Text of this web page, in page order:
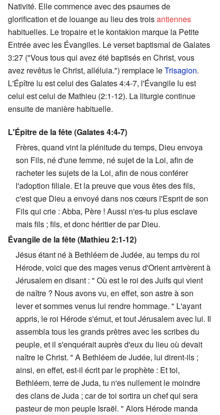
Nativité. Elle commence avec des psaumes de
glorification et de louange au lieu des troisantiennes
habituelles. Le tropaire et le kontakion marque la Petite
Entrée avec les Évangiles. Le verset baptismal de Galates
3:27 ("Vous tous qui avez été baptisés en Christ, vous
avez revêtus le Christ, alléluia.") remplace leTrisagion.
L'Épître lu est celui des Galates 4:4-7, l'Évangile lu est
celui est celui de Mathieu (2:1-12). La liturgie continue
ensuite de manière habituelle.
L'Épitre de la fête (Galates 4:4-7)
Frères, quand vint la plénitude du temps, Dieu envoya
son Fils, né d'une femme, né sujet de la Loi, afin de
racheter les sujets de la Loi, afin de nous conférer
l'adoption filiale. Et la preuve que vous êtes des fils,
c'est que Dieu a envoyé dans nos cœurs l'Esprit de son
Fils qui crie : Abba, Père ! Aussi n'es-tu plus esclave
mais fils ; fils, et donc héritier de par Dieu.
Évangile de la fête (Mathieu 2:1-12)
Jésus étant né à Bethléem de Judée, au temps du roi
Hérode, voici que des mages venus d'Orient arrivèrent à
Jérusalem en disant : " Où est le roi des Juifs qui vient
de naître ? Nous avons vu, en effet, son astre à son
lever et sommes venus lui rendre hommage. " L'ayant
appris, le roi Hérode s'émut, et tout Jérusalem avec lui. Il
assembla tous les grands prêtres avec les scribes du
peuple, et il s'enquérait auprès d'eux du lieu où devait
naître le Christ. " A Bethléem de Judée, lui dirent-ils ;
ainsi, en effet, est-il écrit par le prophète : Et toi,
Bethléem, terre de Juda, tu n'es nullement le moindre
des clans de Juda ; car de toi sortira un chef qui sera
pasteur de mon peuple Israël. " Alors Hérode manda